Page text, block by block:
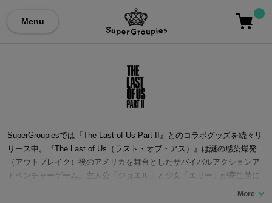
Menu
SuperGroupiesでは『The Last of Us Part II』とのコラボグッズを続々リ
リース中。『The Last of Us（ラスト・オブ・アス）』は謎の感染爆発
（アウトブレイク）後のアメリカを舞台としたサバイバルアクションア
ドベンチャーゲーム。主人公「ジョエル」と少女「エリー」が寄生菌に
感染した敵と戦いながら旅をする物語。その続編となる『The Last of Us